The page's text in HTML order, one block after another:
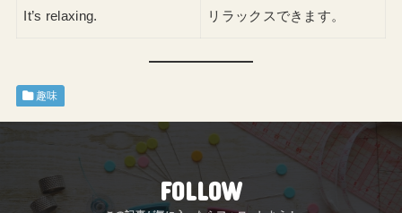
It’s relaxing. リラックスできます。
趣味
FOLLOW